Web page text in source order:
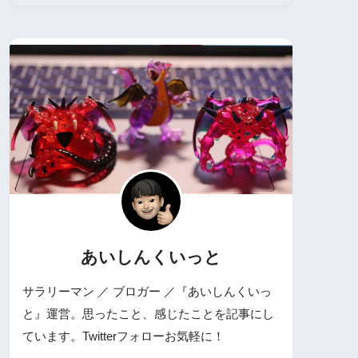
あいしんくいっと
サラリーマン ／ ブロガー ／『あいしんくいっ
と』運営。思ったこと、感じたことを記事にし
ています。Twitterフォローお気軽に！